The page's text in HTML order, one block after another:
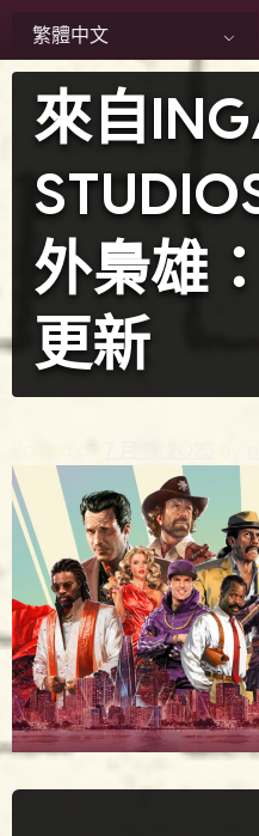
content
繁體中文
來自
外梟雄
更新